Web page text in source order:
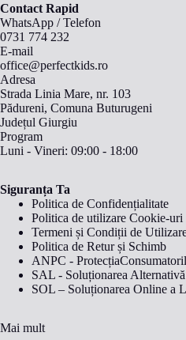
Contact Rapid
WhatsApp /Telefon
0731 774 232
E-mail
office@perfectkids.ro
Adresa
Strada Linia Mare, nr. 103
Pădureni, Comuna Buturugeni
Județul Giurgiu
Program
Luni - Vineri: 09:00 - 18:00
Siguranța Ta
Politica de Confidențialitate
Politica de utilizare Cookie-uri
Termeni și Condiții de
Politica de Retur și Schimb
ANPC -
SAL - Soluționarea
SOL – Soluționarea Online a
Mai mult